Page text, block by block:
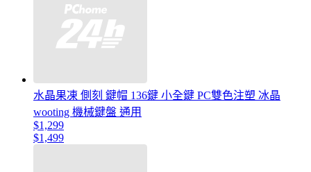
水晶果凍 側刻 鍵帽 136鍵 小全鍵 PC雙色注塑 冰晶
wooting 機械鍵盤 通用
$1,299
$1,499